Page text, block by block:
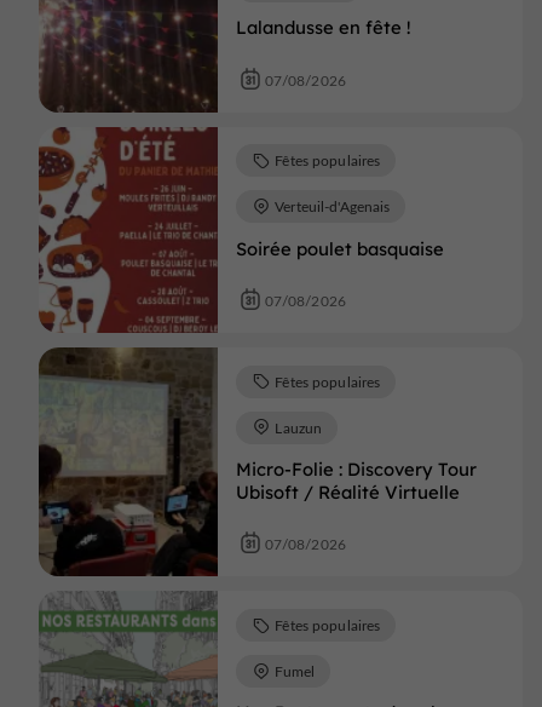
Lalandusse en fête !
07/08/2026
Soirée poulet basquaise
Fêtes populaires
Verteuil-d'Agenais
07/08/2026
Micro-Folie : Discovery Tour
Ubisoft / Réalité Virtuelle
Fêtes populaires
Lauzun
07/08/2026
Fêtes populaires
Fumel